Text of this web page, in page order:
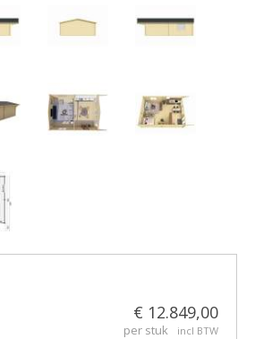
€ 12.849,00
per stuk incl BTW